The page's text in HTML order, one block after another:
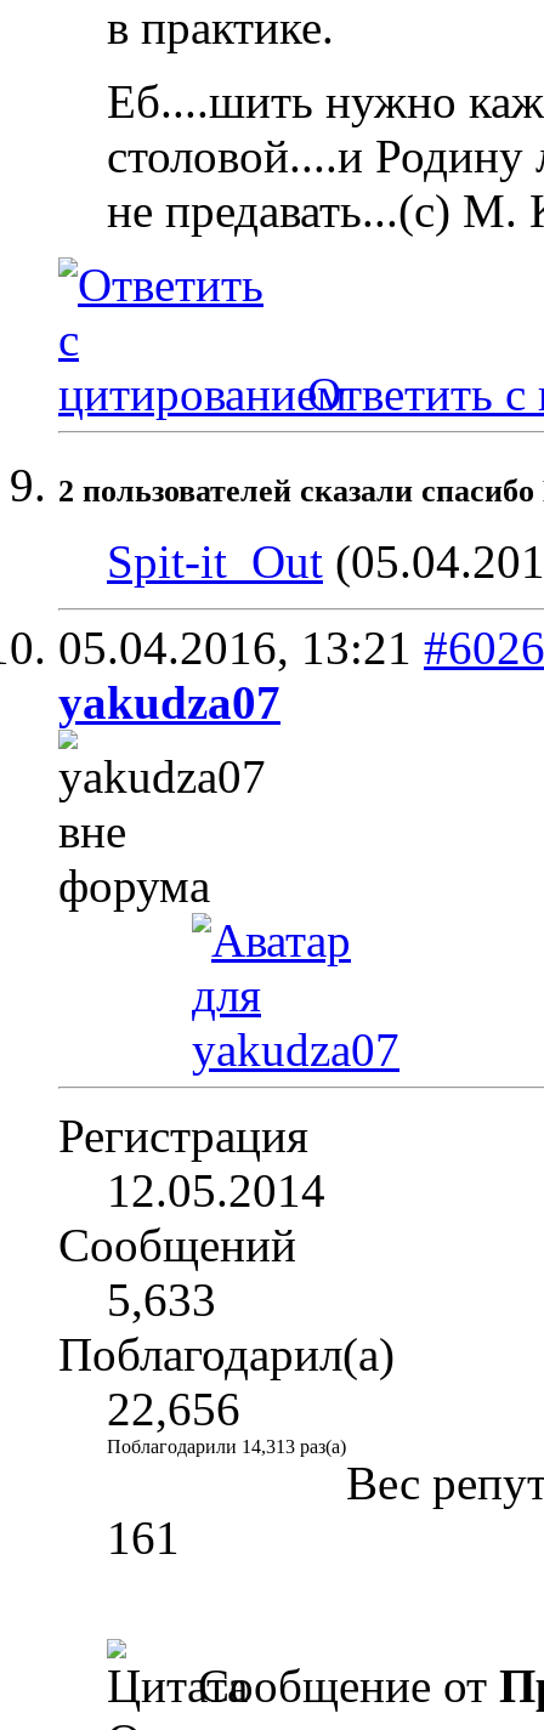
в практике.
Еб....шить нужно
столовой....и
не предавать...(с) М.
Ответить с
2 пользователей сказали
Spit-it_Out
05.04.2016, 13:21 #6026
yakudza07
Регистрация
12.05.2014
Сообщений
5,633
Поблагодарил(а)
22,656
Поблагодарили 14,313 раз(а)
Вес
161
Сообщение от